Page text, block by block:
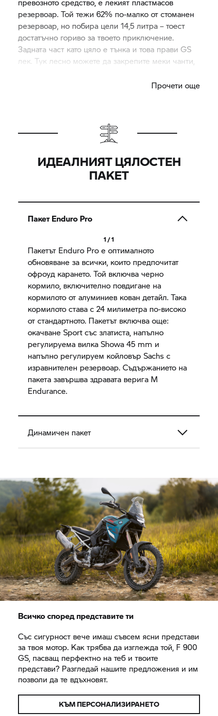
резервоар. Той тежи 62% по-малко от стоманен
резервоар, но побира цели 14,5 литра – тоест
достатъчно гориво за твоето приключение.
Задната част като цяло е тънка и това прави GS
лек. Тук лесно можете да закрепите меки чанти,
Прочети още
ИДЕАЛНИЯТ ЦЯЛОСТЕН
ПАКЕТ
Пакет Enduro Pro
1 / 1
Пакетът Enduro Pro е оптималното
обновяване за всички, които предпочитат
офроуд карането. Той включва черно
кормило, включително повдигане на
кормилото от алуминиев кован детайл. Така
кормилото става с 24 милиметра по-високо
от стандартното. Пакетът включва още:
окачване Sport със златиста, напълно
регулируема вилка Showa 45 mm и
напълно регулируем койловър Sachs с
изравнителен резервоар. Съдържанието на
пакета завършва здравата верига M
Endurance.
Динамичен пакет
Всичко според представите ти
Със сигурност вече имаш съвсем ясни представи
за твоя мотор. Как трябва да изглежда той, F 900
GS, пасващ перфектно на теб и твоите
представи? Разгледай нашите предложения и им
позволи да те вдъхновят.
КЪМ ПЕРСОНАЛИЗИРАНЕТО